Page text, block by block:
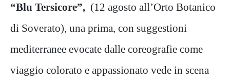
“Blu Tersicore”, (12 agosto all’Orto Botanico
di Soverato), una prima, con suggestioni
mediterranee evocate dalle coreografie come
viaggio colorato e appassionato vede in scena